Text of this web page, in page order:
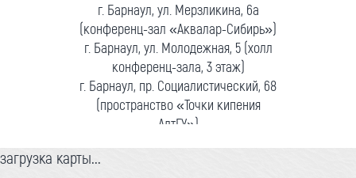
г. Барнаул, ул. Мерзликина, 6а
(конференц-зал «Аквалар-Сибирь»)
г. Барнаул, ул. Молодежная, 5 (холл
конференц-зала, 3 этаж)
г. Барнаул, пр. Социалистический, 68
(пространство «Точки кипения
АлтГУ»)
загрузка карты...